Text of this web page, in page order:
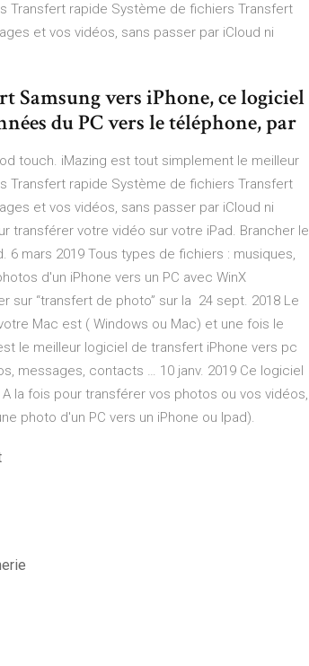
Transfert rapide Système de fichiers Transfert
et vos vidéos, sans passer par iCloud ni
Samsung vers iPhone, ce logiciel
du PC vers le téléphone, par
touch. iMazing est tout simplement le meilleur
Transfert rapide Système de fichiers Transfert
et vos vidéos, sans passer par iCloud ni
transférer votre vidéo sur votre iPad. Brancher le
mars 2019 Tous types de fichiers : musiques,
d'un iPhone vers un PC avec WinX
sur “transfert de photo” sur la 24 sept. 2018 Le
Mac est ( Windows ou Mac) et une fois le
le meilleur logiciel de transfert iPhone vers pc
messages, contacts … 10 janv. 2019 Ce logiciel
la fois pour transférer vos photos ou vos vidéos,
photo d'un PC vers un iPhone ou Ipad).